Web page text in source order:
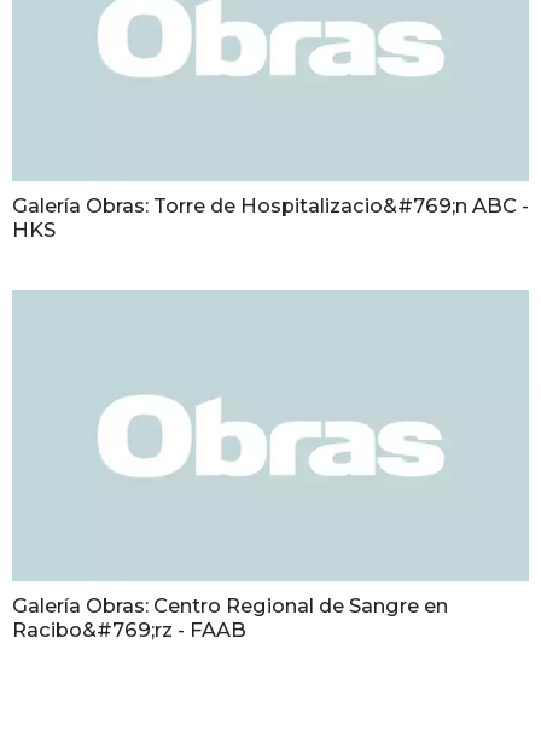
Galería Obras: Torre de Hospitalizacio&#769;n ABC -
HKS
Galería Obras: Centro Regional de Sangre en
Racibo&#769;rz - FAAB